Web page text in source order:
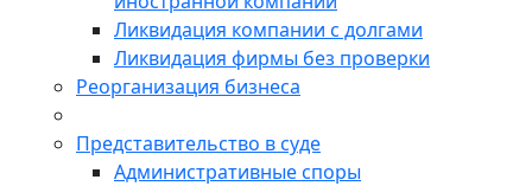
Ликвидация компании с долгами
Ликвидация фирмы без проверки
Реорганизация бизнеса
Представительство в суде
Административные споры